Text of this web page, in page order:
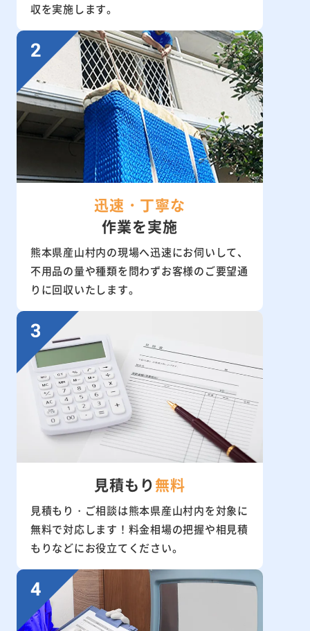
収を実施します。
迅速・丁寧な
作業を実施
熊本県産山村内の現場へ迅速にお伺いして、
不用品の量や種類を問わずお客様のご要望通
りに回収いたします。
見積もり 無料
見積もり・ご相談は熊本県産山村内を対象に
無料で対応します！料金相場の把握や相見積
もりなどにお役立てください。